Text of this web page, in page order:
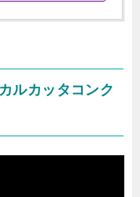
ルカッタコンク